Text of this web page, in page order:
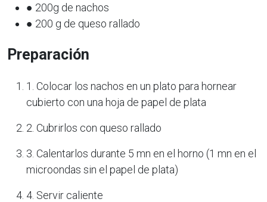
● 200g de nachos
● 200 g de queso rallado
Preparación
1. Colocar los nachos en un plato para hornear
cubierto con una hoja de papel de plata
2. Cubrirlos con queso rallado
3. Calentarlos durante 5 mn en el horno (1 mn en el
microondas sin el papel de plata)
4. Servir caliente